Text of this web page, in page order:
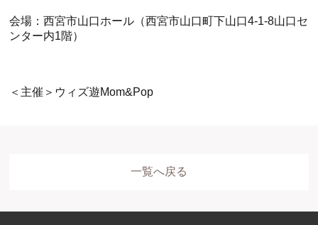
会場：西宮市山口ホール（西宮市山口町下山口4-1-8山口セ
ンター内1階）
＜主催＞ウィズ遊Mom&Pop
一覧へ戻る